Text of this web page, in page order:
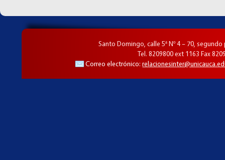
Santo Domingo, calle 5ª Nº 4 – 70,
Tel. 8209800 ext 1163 Fax
Correo electrónico: